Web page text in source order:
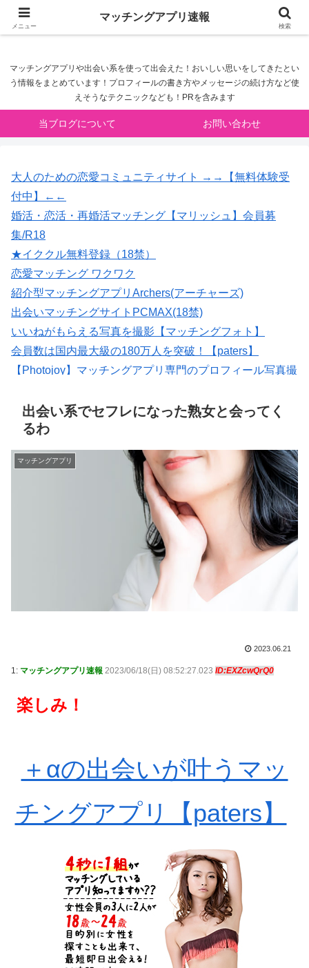
マッチングアプリ速報
マッチングアプリや出会い系を使って出会えた！おいしい思いをしてきたとい
う情報をまとめています！プロフィールの書き方やメッセージの続け方など使
えそうなテクニックなども！PRを含みます
当ブログについて お問い合わせ
大人のための恋愛コミュニティサイト →→【無料体験受
付中】←←
婚活・恋活・再婚活マッチング【マリッシュ】会員募
集/R18
★イククル無料登録（18禁）
恋愛マッチング ワクワク
紹介型マッチングアプリArchers(アーチャーズ)
出会いマッチングサイトPCMAX(18禁)
いいねがもらえる写真を撮影【マッチングフォト】
会員数は国内最大級の180万人を突破！【paters】
【Photojoy】マッチングアプリ専門のプロフィール写真撮
マッチングアプリの写真なら【オトフィー】
出会い系でセフレになった熟女と会ってく
るわ
マッチングアプリ
2023.06.21
1: マッチングアプリ速報 2023/06/18(日) 08:52:27.023 ID:EXZcwQrQ0
楽しみ！
＋αの出会いが叶うマッ
チングアプリ【paters】
メニュー
マッチングアプリ速報
検索